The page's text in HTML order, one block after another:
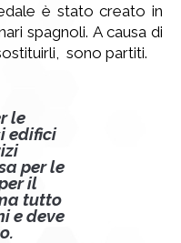
è stato creato in
spagnoli. A causa di
sono partiti.
le
edifici
per le
il
tutto
e deve